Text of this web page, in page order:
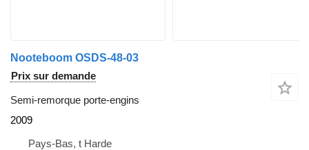
Nooteboom OSDS-48-03
Prix sur demande
Semi-remorque porte-engins
2009
Pays-Bas, t Harde